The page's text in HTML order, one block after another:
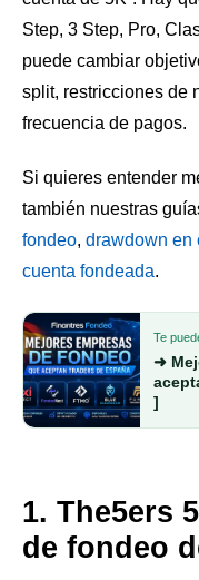
Step, 3 Step, Pro,
puede cambiar
split, restricciones de
frecuencia de pagos.
Si quieres entender
también nuestras
fondeo, drawdown en
cuenta fondeada.
Te
➜
]
1. The5ers
de fondeo